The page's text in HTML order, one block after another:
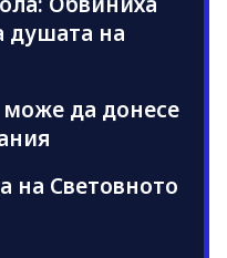
душата на
може да донесе
на Световното